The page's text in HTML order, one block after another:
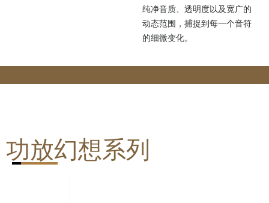
纯净音质、透明度以及宽广的
动态范围，捕捉到每一个音符
的细微变化。
功放幻想系列